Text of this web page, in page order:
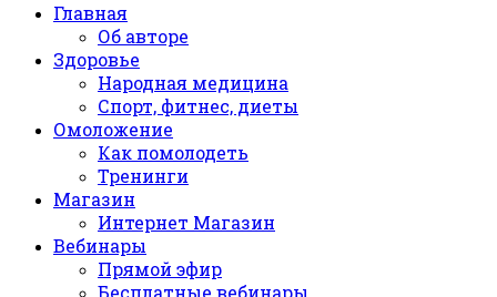
Главная
Об авторе
Здоровье
Народная медицина
Спорт, фитнес, диеты
Омоложение
Как помолодеть
Тренинги
Магазин
Интернет Магазин
Вебинары
Прямой эфир
Бесплатные вебинары